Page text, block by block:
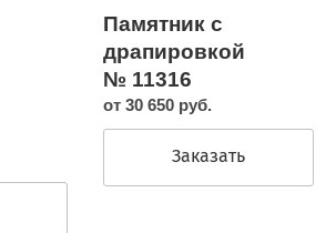
Памятник с
драпировкой
№ 11316
от 30 650 руб.
Заказать